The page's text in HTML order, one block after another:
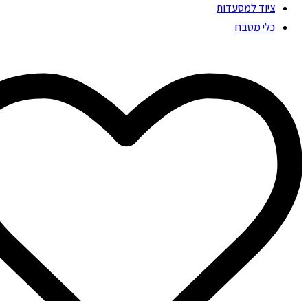
ציוד למסעדות
כלי מטבח